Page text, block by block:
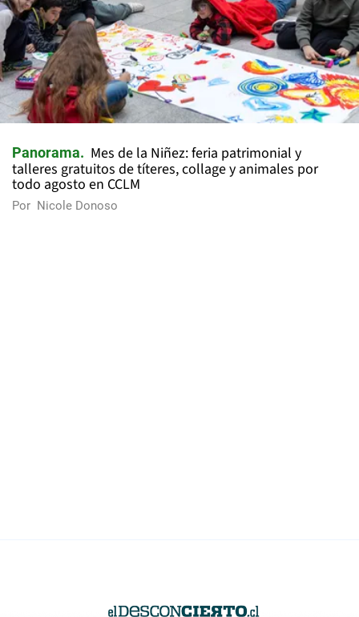
Panorama
Mes de la Niñez: feria patrimonial y
talleres gratuitos de títeres, collage y animales por
todo agosto en CCLM
Por Nicole Donoso